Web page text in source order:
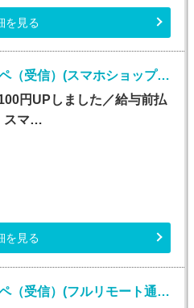
を見る
コールセンター・テレオペ（受信）(スマホショップスタッフの電話サポート)
円UPしました／給与前払
スマ…
を見る
コールセンター・テレオペ（受信）(フルリモート通販コールセンター受信)